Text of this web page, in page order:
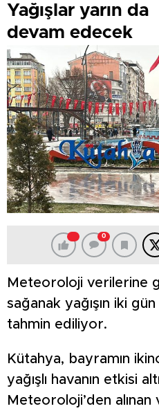
Yağışlar yarın da
devam edecek
0
Meteoroloji verilerine
sağanak yağışın iki
tahmin ediliyor.
Kütahya, bayramın
yağışlı havanın etkisi
Meteoroloji’den